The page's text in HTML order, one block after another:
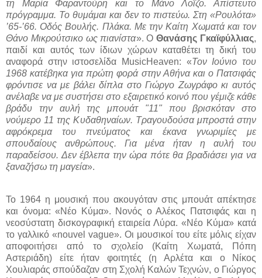
τη Μαρία Φαραντούρη και το Μάνο Λοΐζο. Απίστευτο
πρόγραμμα. Το θυμάμαι και δεν το πιστεύω. Στη «Ρουλότα»
’65-’66. Οδός Βουλής. Πλάκα. Με την Καίτη Χωματά και τον
Θάνο Μικρούτσικο ως πιανίστα». ΟΘανάσης Γκαϊφύλλιας,
παιδί και αυτός των ίδιων χώρων καταθέτει τη δική του
αναφορά στην ιστοσελίδα
MusicHeaven: «Τον Ιούνιο του
1968 κατέβηκα για πρώτη φορά στην Αθήνα και ο Πατσιφάς
φρόντισε να με βάλει δίπλα στο Γιώργο Ζωγράφο κι αυτός
ανέλαβε να με συστήσει στο εξαιρετικό κοινό που γέμιζε κάθε
βράδυ την αυλή της μπουάτ "11" που βρισκόταν στο
νούμερο 11 της Κυδαθηναίων. Τραγουδούσα μπροστά στην
αφρόκρεμα του πνεύματος και έκανα γνωριμίες με
σπουδαίους ανθρώπους. Για μένα ήταν η αυλή του
παραδείσου. Δεν έβλεπα την ώρα πότε θα βραδιάσει για να
ξαναζήσω τη μαγεία».
Το 1964 η μουσική που ακουγόταν στις μπουάτ απέκτησε
και όνομα: «Νέο Κύμα». Νονός ο Αλέκος Πατσιφάς και η
νεοσύστατη δισκογραφική εταιρεία Λύρα. «Νέο Κύμα» κατά
το γαλλικό «nouvel vague». Οι μουσικοί του είτε μόλις είχαν
αποφοιτήσει από το σχολείο (Καίτη Χωματά, Πόπη
Αστεριάδη) είτε ήταν φοιτητές (η Αρλέτα και ο Νίκος
Χουλιαράς σπούδαζαν στη Σχολή Καλών Τεχνών, ο Γιώργος